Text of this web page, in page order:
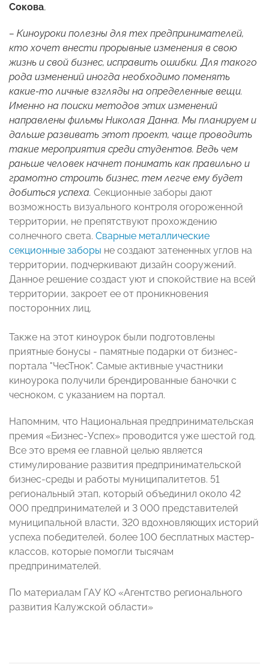
Сокова,
– Киноуроки полезны для тех предпринимателей,
кто хочет внести прорывные изменения в свою
жизнь и свой бизнес, исправить ошибки. Для такого
рода изменений иногда необходимо поменять
какие-то личные взгляды на определенные вещи.
Именно на поиски методов этих изменений
направлены фильмы Николая Данна. Мы планируем и
дальше развивать этот проект, чаще проводить
такие мероприятия среди студентов. Ведь чем
раньше человек начнет понимать как правильно и
грамотно строить бизнес, тем легче ему будет
добиться успеха. Секционные заборы дают
возможность визуального контроля огороженной
территории, не препятствуют прохождению
солнечного света. Сварные металлические
секционные заборы не создают затененных углов на
территории, подчеркивают дизайн сооружений.
Данное решение создаст уют и спокойствие на всей
территории, закроет ее от проникновения
посторонних лиц.
Также на этот киноурок были подготовлены
приятные бонусы - памятные подарки от бизнес-
портала "ЧесТнок". Самые активные участники
киноурока получили брендированные баночки с
чесноком, с указанием на портал.
Напомним, что Национальная предпринимательская
премия «Бизнес-Успех» проводится уже шестой год.
Все это время ее главной целью является
стимулирование развития предпринимательской
бизнес-среды и работы муниципалитетов. 51
региональный этап, который объединил около 42
000 предпринимателей и 3 000 представителей
муниципальной власти, 320 вдохновляющих историй
успеха победителей, более 100 бесплатных мастер-
классов, которые помогли тысячам
предпринимателей.
По материалам ГАУ КО «Агентство регионального
развития Калужской области»